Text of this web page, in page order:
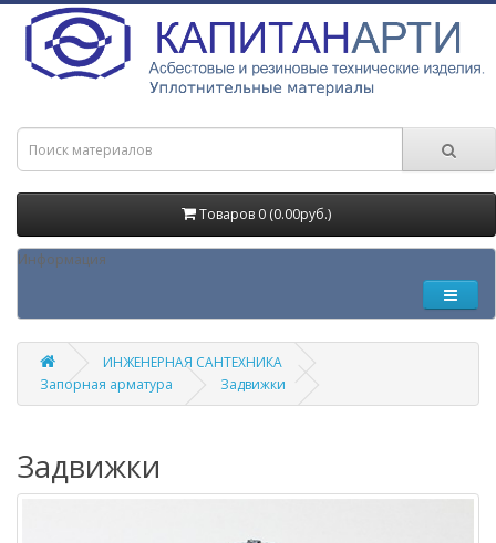
Товаров 0 (0.00руб.)
Информация
ИНЖЕНЕРНАЯ САНТЕХНИКА
Запорная арматура
Задвижки
Задвижки